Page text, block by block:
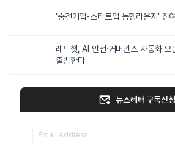
‘중견기업-스타트업 동행라운지’ 참
레드햇, AI 안전·거버넌스 자동화 오
출범한다
뉴스레터 구독신청